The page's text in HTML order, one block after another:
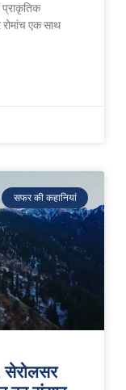
एक साथ
सफर की कहानियां
सेरोलसर